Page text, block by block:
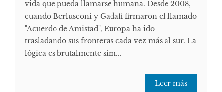
vida que pueda llamarse humana. Desde 2008,
cuando Berlusconi y Gadafi firmaron el llamado
"Acuerdo de Amistad", Europa ha ido
trasladando sus fronteras cada vez más al sur. La
lógica es brutalmente sim...
Leer más